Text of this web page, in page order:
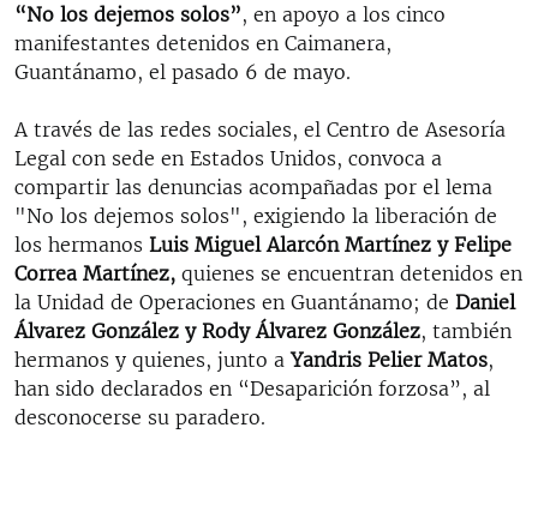
DESINFORMACIÓN RUSA EN AMÉRICA LATINA
LA INVASIÓN DE RUSIA A UCRANIA
“No los dejemos solos”, en apoyo a los cinco
manifestantes detenidos en Caimanera,
Guantánamo, el pasado 6 de mayo.
A través de las redes sociales, el Centro de Asesoría
Legal con sede en Estados Unidos, convoca a
compartir las denuncias acompañadas por el lema
"No los dejemos solos", exigiendo la liberación de
los hermanos Luis Miguel Alarcón Martínez y Felipe
Correa Martínez, quienes se encuentran detenidos en
la Unidad de Operaciones en Guantánamo; de Daniel
Álvarez González y Rody Álvarez González, también
hermanos y quienes, junto aYandris Pelier Matos,
han sido declarados en “Desaparición forzosa”, al
desconocerse su paradero.